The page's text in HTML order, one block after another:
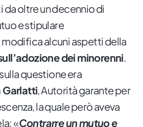
oltre un decennio di
e stipulare
modifica alcuni aspetti della
dei minorenni.
questione era
Garlatti, Autorità garante per
la quale però aveva
«Contrarre un mutuo e